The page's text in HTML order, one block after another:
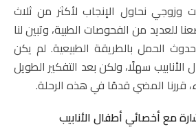
وزوجي نحاول الإنجاب لأكثر من ثلاث
من الفحوصات الطبية، وتبين لنا
الحمل بالطريقة الطبيعية. لم يكن
الأنابيب سهلًا، ولكن بعد التفكير الطويل
قررنا المضي قدمًا في هذه الرحلة.
مع أخصائي أطفال الأنابيب